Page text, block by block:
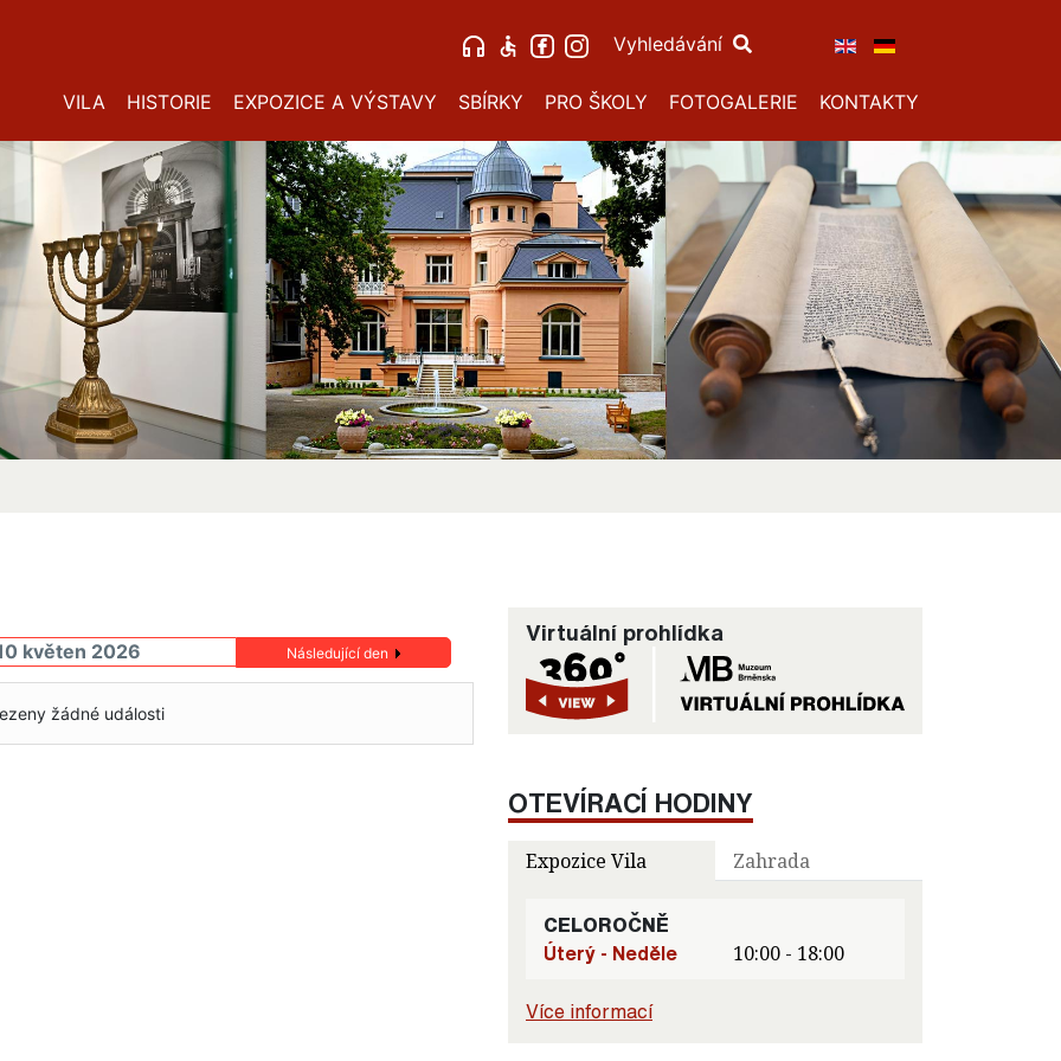
Vyhledávání
VILA HISTORIE EXPOZICE A VÝSTAVY SBÍRKY PRO ŠKOLY FOTOGALERIE KONTAKTY
květen 2026 Následující den
žádné události
Virtuální prohlídka
OTEVÍRACÍ HODINY
Expozice Vila Zahrada
CELOROČNĚ
Úterý - Neděle
10:00 - 18:00
Více informací